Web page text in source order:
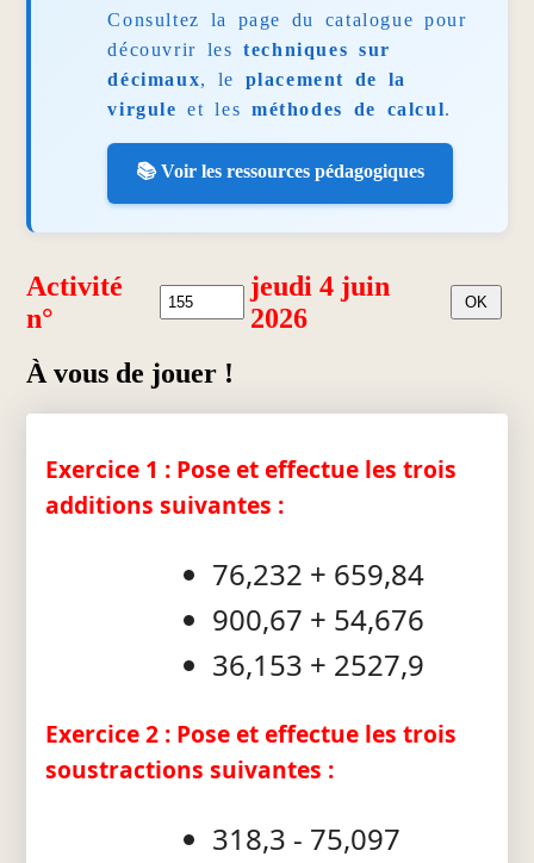
Consultez la page du catalogue pour
découvrir lestechniques sur
décimaux, le placement de la
virgule et les méthodes de calcul.
📚 Voir les ressources pédagogiques
Activité
n°
jeudi 4 juin
2026
À vous de jouer !
Exercice 1 : Pose et effectue les trois
additions suivantes :
76,232 + 659,84
900,67 + 54,676
36,153 + 2527,9
Exercice 2 : Pose et effectue les trois
soustractions suivantes :
318,3 - 75,097